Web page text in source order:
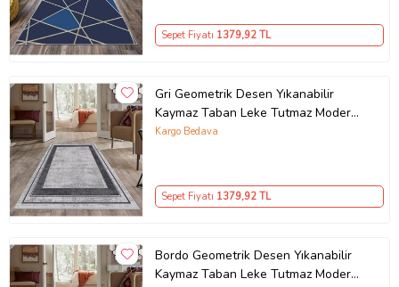
Sepet Fiyatı 1379,92 TL
Gri Geometrik Desen Yıkanabilir
Kaymaz Taban Leke Tutmaz Modern
Salon Halısı ve Yolluk
Kargo Bedava
Sepet Fiyatı 1379,92 TL
Bordo Geometrik Desen Yıkanabilir
Kaymaz Taban Leke Tutmaz Modern